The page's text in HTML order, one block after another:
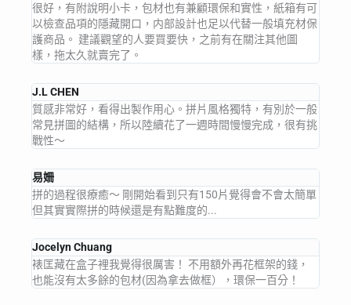
很好，有附說明小卡，包材也有兼顧環保和實性，紙箱有可
以檢查品項的隱藏開口，内部設計也足以代替一般填充材保
護商品。 建議觀望的人要買要快，之前有在關注其他圖
樣，拖太久就賣完了。
J.L CHEN
質感非常好，看得出製作用心。拼片風格獨特，有別於一般
常見拼圖的結構，所以陸續花了一週時間慢慢完成，很有挑
戰性～
易姍
拼的過程很療癒～ 剛開始看到只有150片覺得會不會太簡單
但其實實際拼的時候還是有點難度的...
Jocelyn Chuang
裱匡藏在盒子裡我覺得很厲害！ 不用額外再花框架的錢，
也能沒有太多餘的包材(因為拿去做框），環保一百分！